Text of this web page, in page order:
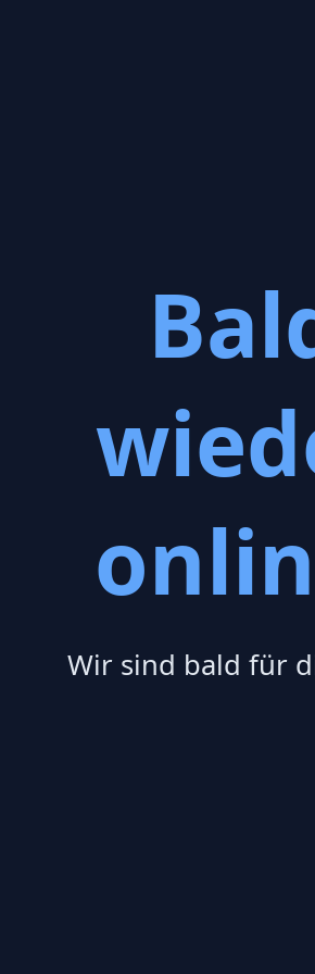
Wir sind bald für